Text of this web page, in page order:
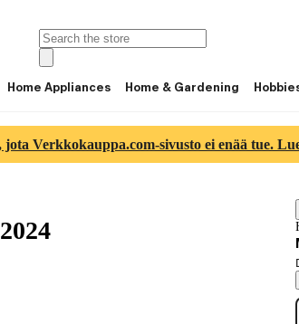
Home Appliances Home & Gardening
jota Verkkokauppa.com-sivusto ei enää tue.